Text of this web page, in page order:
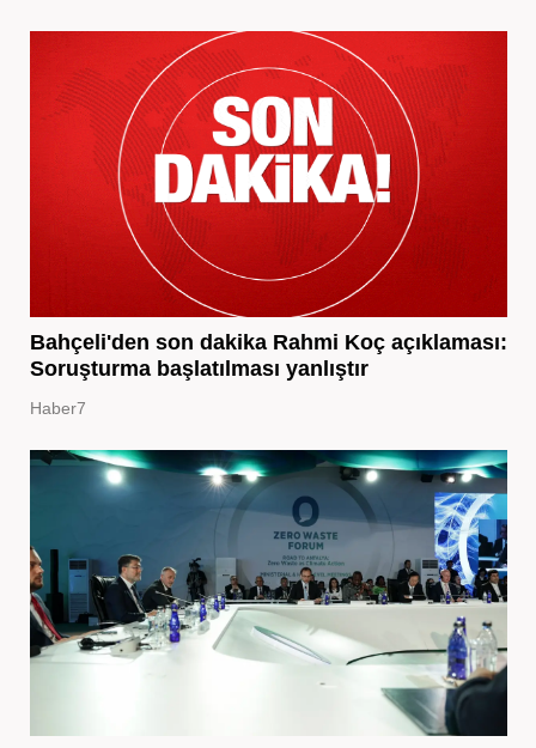
Bahçeli'den son dakika Rahmi Koç açıklaması:
Soruşturma başlatılması yanlıştır
Haber7